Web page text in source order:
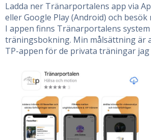
Ladda ner Tränarportalens app via
eller Google Play (Android) och besök
I appen finns Tränarportalens
träningsbokning. Min målsättning är
TP-appen för de privata träningar